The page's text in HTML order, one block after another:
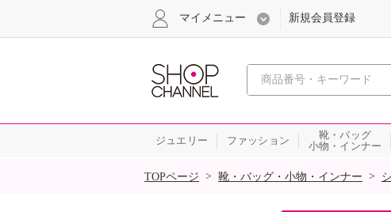
心おどる、瞬間を。通
マイメニュー 新規会員登録
ジュエリー ファッション
靴・バッグ
小物・インナー
SALE
TOPページ > 靴・バッグ・小物・インナー >